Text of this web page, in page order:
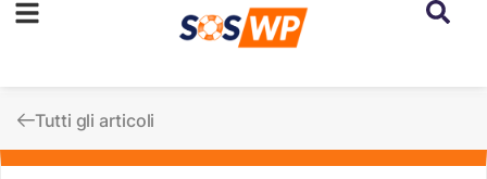
Tutti gli articoli